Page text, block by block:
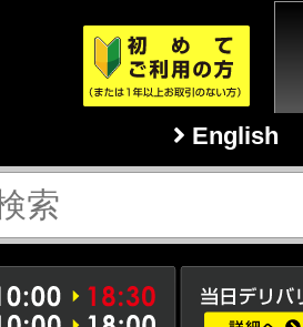
English